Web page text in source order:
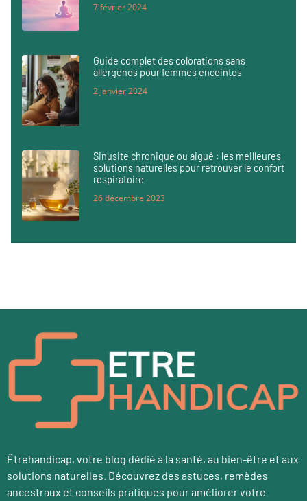
7 février 2024
Guide complet des colorations sans
allergènes pour femmes enceintes
2 janvier 2024
Sinusite chronique ou aiguë : les meilleures
solutions naturelles pour retrouver le confort
respiratoire
26 décembre 2023
Êtrehandicap, votre blog dédié à la santé, au bien-être et aux
solutions naturelles. Découvrez des astuces, remèdes
ancestraux et conseils pratiques pour améliorer votre